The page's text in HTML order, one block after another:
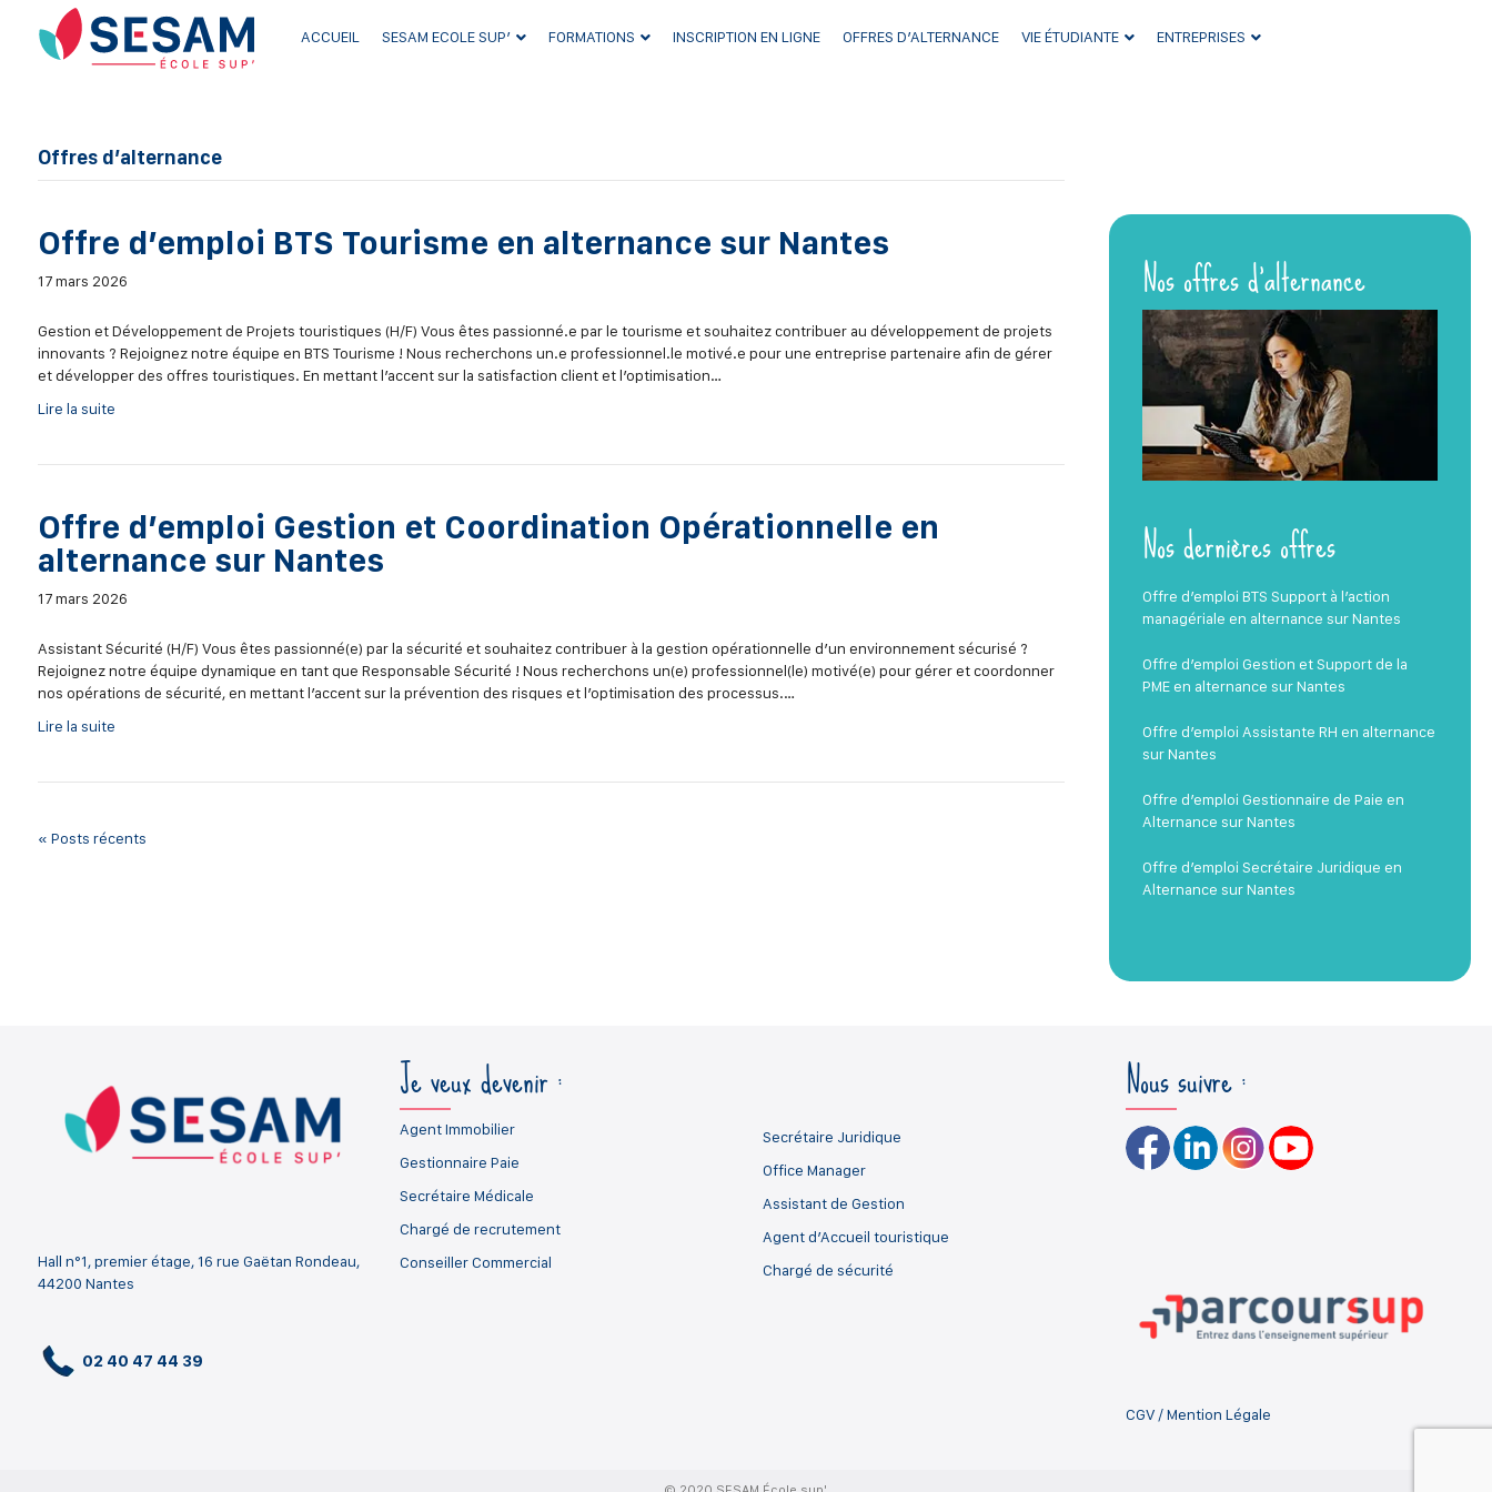
ACCUEIL SESAM ECOLE SUP’ FORMATIONS INSCRIPTION EN LIGNE OFFRES D’ALTERNANCE VIE ÉTUDIANTE ENTREPRISES
Offres d’alternance
Offre d’emploi BTS Tourisme en alternance sur Nantes
17 mars 2026
Gestion et Développement de Projets touristiques (H/F) Vous êtes passionné.e par le tourisme et souhaitez contribuer au développement de projets
innovants ? Rejoignez notre équipe en BTS Tourisme ! Nous recherchons un.e professionnel.le motivé.e pour une entreprise partenaire afin de gérer
et développer des offres touristiques. En mettant l’accent sur la satisfaction client et l’optimisation…
Lire la suite
Offre d’emploi Gestion et Coordination Opérationnelle en
alternance sur Nantes
17 mars 2026
Assistant Sécurité (H/F) Vous êtes passionné(e) par la sécurité et souhaitez contribuer à la gestion opérationnelle d’un environnement sécurisé ?
Rejoignez notre équipe dynamique en tant que Responsable Sécurité ! Nous recherchons un(e) professionnel(le) motivé(e) pour gérer et coordonner
nos opérations de sécurité, en mettant l’accent sur la prévention des risques et l’optimisation des processus.…
Lire la suite
« Posts récents
Nos offres d’alternance
Nos dernières offres
Offre d’emploi BTS Support à l’action
managériale en alternance sur Nantes
Offre d’emploi Gestion et Support de la
PME en alternance sur Nantes
Offre d’emploi Assistante RH en alternance
sur Nantes
Offre d’emploi Gestionnaire de Paie en
Alternance sur Nantes
Offre d’emploi Secrétaire Juridique en
Alternance sur Nantes
Hall n°1, premier étage, 16 rue Gaëtan Rondeau,
44200 Nantes
02 40 47 44 39
Je veux devenir :
Agent Immobilier
Gestionnaire Paie
Secrétaire Médicale
Chargé de recrutement
Conseiller Commercial
Secrétaire Juridique
Office Manager
Assistant de Gestion
Agent d’Accueil touristique
Chargé de sécurité
Nous suivre :
CGV/Mention Légale